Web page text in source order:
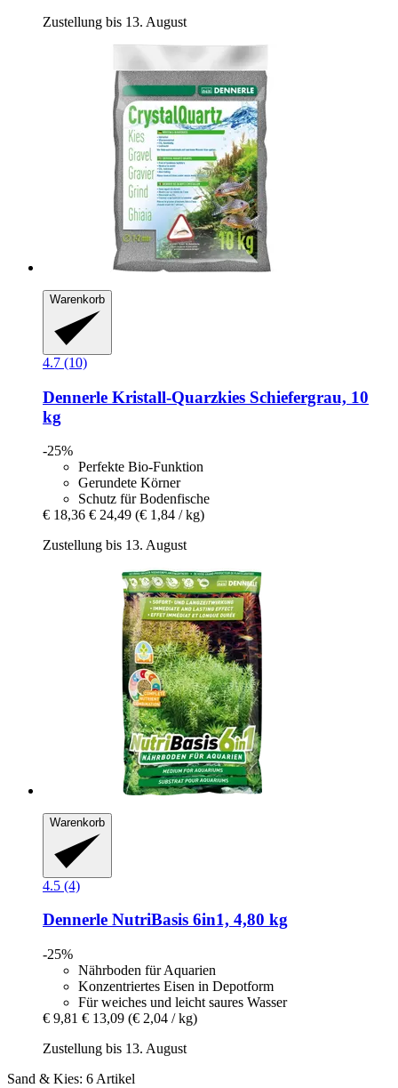
Zustellung bis 13. August
Warenkorb
4.7 (10)
Dennerle Kristall-​Quarzkies Schiefergrau, 10
kg
-25%
Perfekte Bio-Funktion
Gerundete Körner
Schutz für Bodenfische
€ 18,36 € 24,49 (€ 1,84 / kg)
Zustellung bis 13. August
Warenkorb
4.5 (4)
Dennerle NutriBasis 6in1, 4,80 kg
-25%
Nährboden für Aquarien
Konzentriertes Eisen in Depotform
Für weiches und leicht saures Wasser
€ 9,81 € 13,09 (€ 2,04 / kg)
Zustellung bis 13. August
Sand & Kies: 6 Artikel